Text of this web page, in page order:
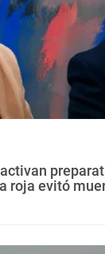
roja evitó